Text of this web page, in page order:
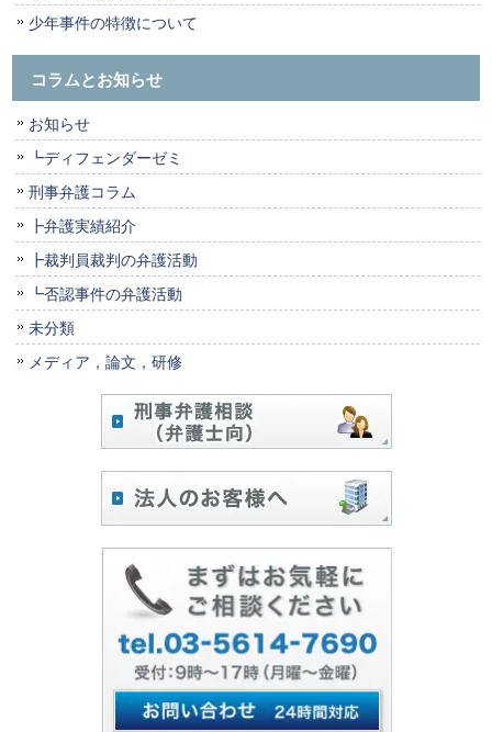
少年事件の特徴について
コラムとお知らせ
お知らせ
┗ディフェンダーゼミ
刑事弁護コラム
┣弁護実績紹介
┣裁判員裁判の弁護活動
┗否認事件の弁護活動
未分類
メディア，論文，研修